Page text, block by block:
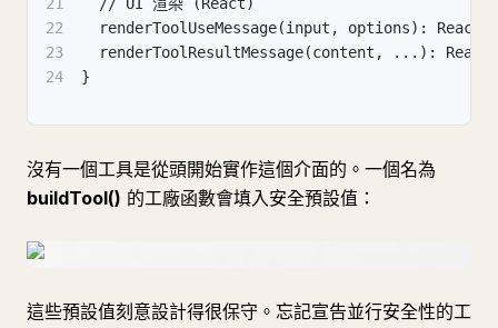
22
renderToolUseMessage(input, options):
23
renderToolResultMessage(content, ...):
24
}
沒有一個工具是從頭開始實作這個介面的。一個名為
buildTool() 的工廠函數會填入安全預設值：
這些預設值刻意設計得很保守。忘記宣告並行安全性的工